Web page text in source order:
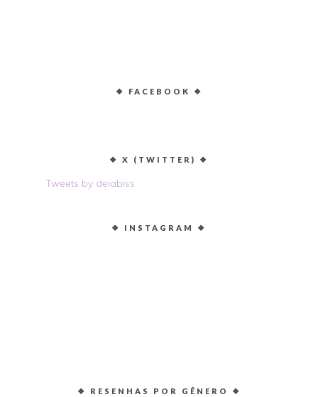
❖ FACEBOOK ❖
❖ X (TWITTER) ❖
Tweets by deiabiss
❖ INSTAGRAM ❖
❖ RESENHAS POR GÊNERO ❖